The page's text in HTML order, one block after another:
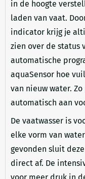
in de hoogte
laden van vaat.
indicator krijg je
zien over de status
automatische
aquaSensor hoe
van nieuw water.
automatisch aan
De vaatwasser is
elke vorm van
gevonden sluit
direct af. De
voor meer druk in